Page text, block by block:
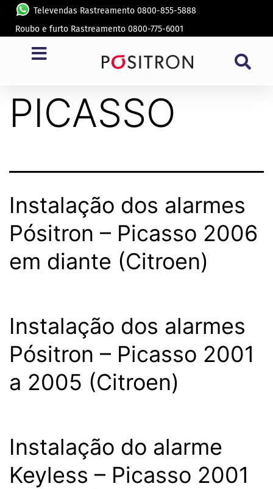
Televendas Rastreamento 0800-855-5888
Roubo e furto Rastreamento 0800-775-6001
Modelo:
PICASSO
Instalação dos alarmes
Pósitron – Picasso 2006
em diante (Citroen)
Instalação dos alarmes
Pósitron – Picasso 2001
a 2005 (Citroen)
Instalação do alarme
Keyless – Picasso 2001